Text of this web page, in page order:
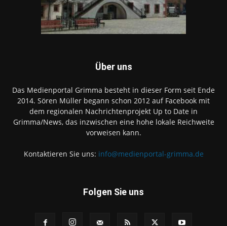
Über uns
Das Medienportal Grimma besteht in dieser Form seit Ende
2014. Sören Müller begann schon 2012 auf Facebook mit
dem regionalen Nachrichtenprojekt Up to Date in
Grimma/News, das inzwischen eine hohe lokale Reichweite
vorweisen kann.
Kontaktieren Sie uns: info@medienportal-grimma.de
Folgen Sie uns